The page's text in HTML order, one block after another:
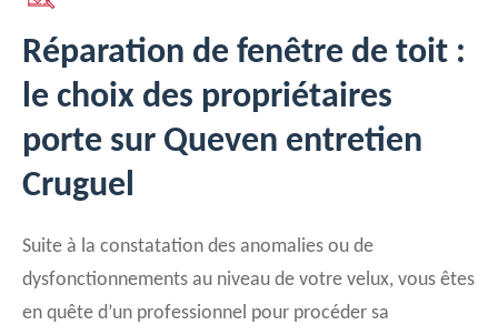
Réparation de fenêtre de toit :
le choix des propriétaires
porte sur Queven entretien
Cruguel
Suite à la constatation des anomalies ou de
dysfonctionnements au niveau de votre velux, vous êtes
en quête d’un professionnel pour procéder sa